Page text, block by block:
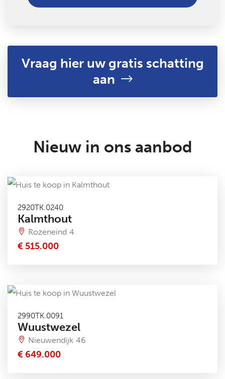
Vraag hier uw gratis schatting
aan
Nieuw in ons aanbod
2920TK.0240
Kalmthout
Rozeneind 4
€ 515.000
2990TK.0091
Wuustwezel
Nieuwendijk 46
€ 649.000